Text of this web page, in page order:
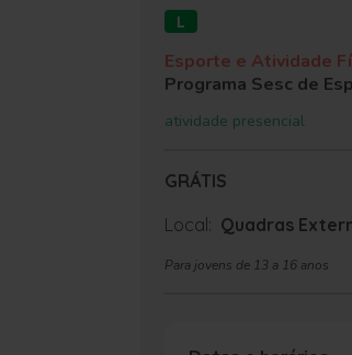
L
Esporte e Atividade
Programa Sesc de
atividade presencial
GRÁTIS
Local: Quadras
Para jovens de 13 a 16 anos